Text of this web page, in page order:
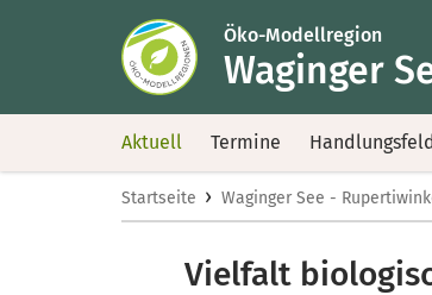
Öko-Modellregion
Waginger
Aktuell Termine
Startseite › Waginger See -
Vielfalt